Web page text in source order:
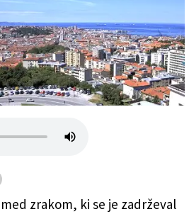
zrakom, ki se je zadrževal